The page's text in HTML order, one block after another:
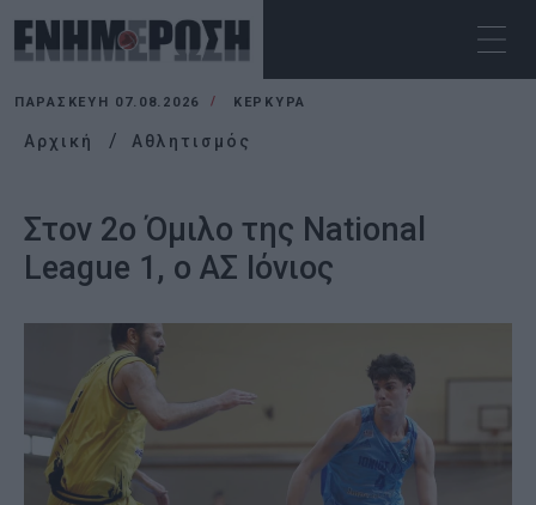
ΠΑΡΑΣΚΕΥΉ 07.08.2026 ΚΕΡΚΥΡΑ
Αρχική Αθλητισμός
Στον 2ο Όμιλο της National
League 1, ο ΑΣ Ιόνιος